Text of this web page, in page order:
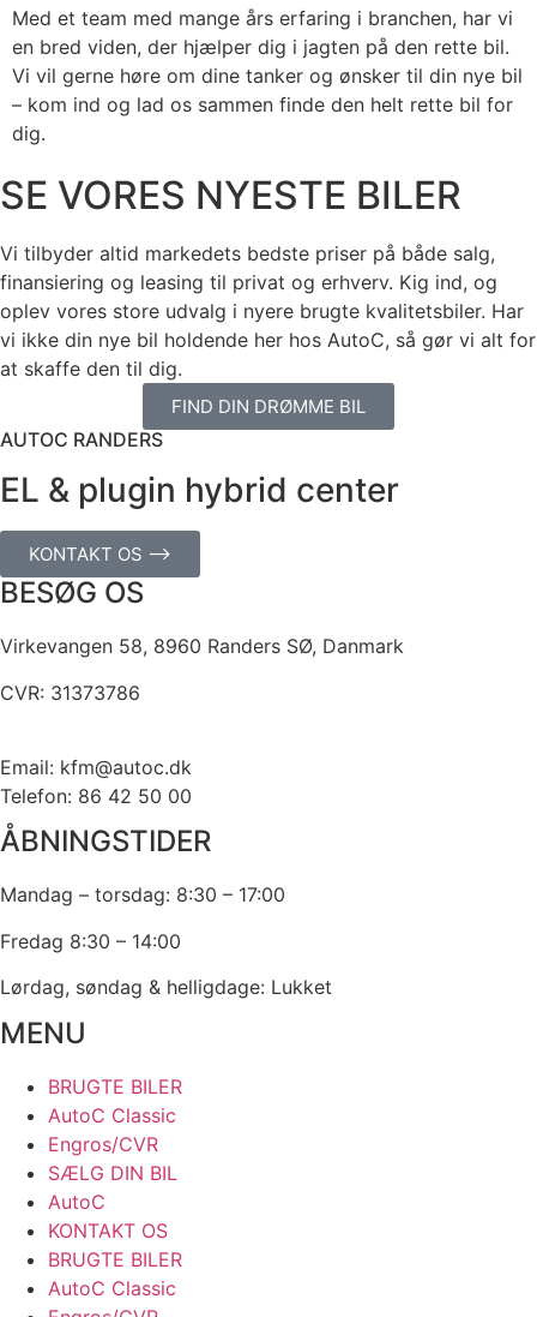
Med et team med mange års erfaring i branchen, har vi
en bred viden, der hjælper dig i jagten på den rette bil.
Vi vil gerne høre om dine tanker og ønsker til din nye bil
– kom ind og lad os sammen finde den helt rette bil for
dig.
SE VORES NYESTE BILER
Vi tilbyder altid markedets bedste priser på både salg,
finansiering og leasing til privat og erhverv. Kig ind, og
oplev vores store udvalg i nyere brugte kvalitetsbiler. Har
vi ikke din nye bil holdende her hos AutoC, så gør vi alt for
at skaffe den til dig.
FIND DIN DRØMME BIL
AUTOC RANDERS
EL & plugin hybrid center
KONTAKT OS ⟶
BESØG OS
Virkevangen 58, 8960 Randers SØ, Danmark
CVR: 31373786
Email: kfm@autoc.dk
Telefon: 86 42 50 00
ÅBNINGSTIDER
Mandag – torsdag: 8:30 – 17:00
Fredag 8:30 – 14:00
Lørdag, søndag & helligdage: Lukket
MENU
BRUGTE BILER
AutoC Classic
Engros/CVR
SÆLG DIN BIL
AutoC
KONTAKT OS
BRUGTE BILER
AutoC Classic